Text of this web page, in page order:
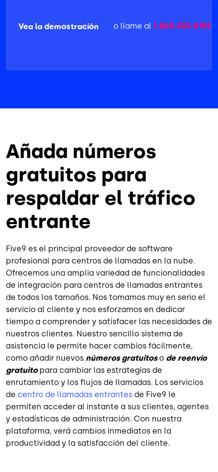
Vea la demostración o llame al 1-800-553-8159
Añada números
gratuitos para
respaldar el tráfico
entrante
Five9 es el principal proveedor de software
profesional para centros de llamadas en la nube.
Ofrecemos una amplia variedad de funcionalidades
de integración para centros de llamadas entrantes
de todos los tamaños. Nos tomamos muy en serio el
servicio al cliente y nos esforzamos en dedicar
tiempo a comprender y satisfacer las necesidades de
nuestros clientes. Nuestro sencillo sistema de
asistencia le permite hacer cambios fácilmente,
como añadir nuevos números gratuitoso de reenvío
gratuitopara cambiar las estrategias de
enrutamiento y los flujos de llamadas. Los servicios
de centro de llamadas entrantes de Five9 le
permiten acceder al instante a sus clientes, agentes
y estadísticas de administración. Con nuestra
plataforma, verá cambios inmediatos en la
productividad y la satisfacción del cliente.